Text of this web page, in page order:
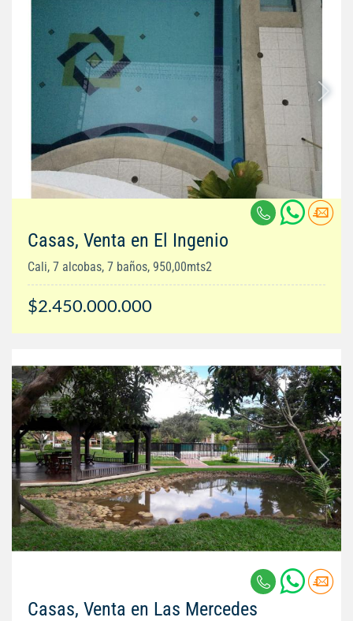
Casas, Venta en El Ingenio
Cali, 7 alcobas, 7 baños, 950,00mts2
$2.450.000.000
Casas, Venta en Las Mercedes